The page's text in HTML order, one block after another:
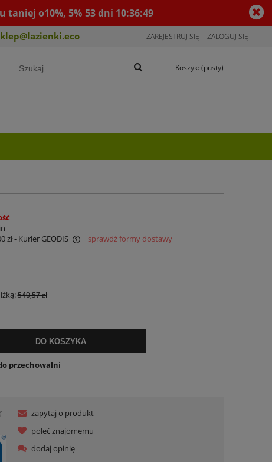
taniej o10%, 5% 53dni 10:36:48
ZAREJESTRUJ SIĘ ZALOGUJ SIĘ
Koszyk: (pusty)
zł- Kurier GEODIS
kosztów
sprawdź formy dostawy
540,57 zł
DO KOSZYKA
przechowalni
zapytaj o produkt
poleć znajomemu
dodaj opinię